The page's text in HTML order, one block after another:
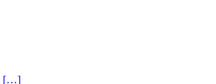
[…]